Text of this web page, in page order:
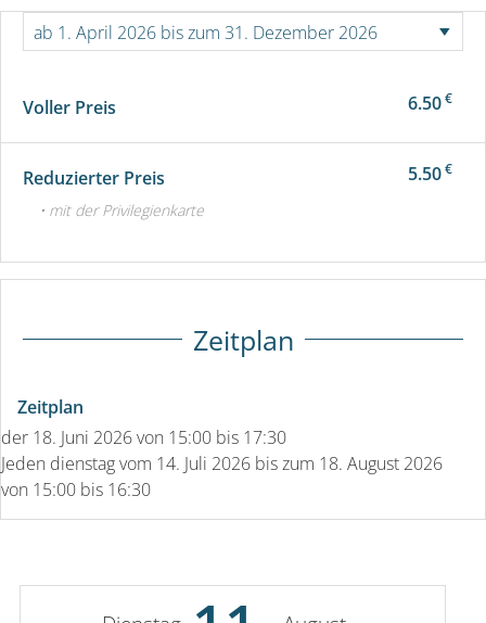
Voller Preis 6.50€
Reduzierter Preis 5.50€
• mit der Privilegienkarte
Zeitplan
Zeitplan
der 18. Juni 2026von 15:00 bis 17:30
Jeden dienstag vom 14. Juli 2026 bis zum 18. August 2026
von 15:00 bis 16:30